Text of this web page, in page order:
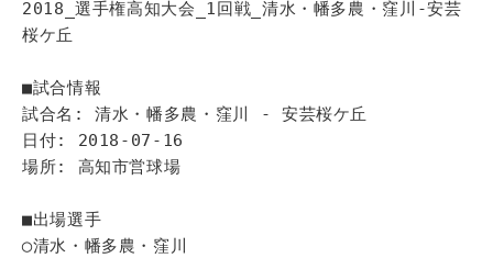
2018_選手権高知大会_1回戦_清水・幡多農・窪川-安芸
桜ケ丘
■試合情報
試合名: 清水・幡多農・窪川 - 安芸桜ケ丘
日付: 2018-07-16
場所: 高知市営球場
■出場選手
◯清水・幡多農・窪川